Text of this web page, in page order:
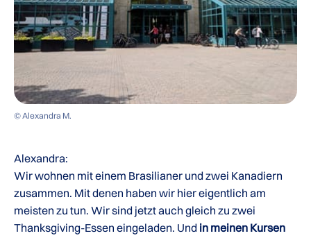
© Alexandra M.
Alexandra:
Wir wohnen mit einem Brasilianer und zwei Kanadiern
zusammen. Mit denen haben wir hier eigentlich am
meisten zu tun. Wir sind jetzt auch gleich zu zwei
Thanksgiving-Essen eingeladen. Und in meinen Kursen